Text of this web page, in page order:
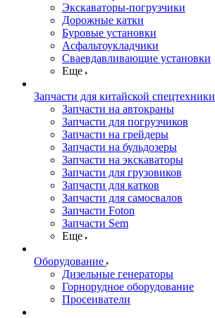
Экскаваторы-погрузчики
Дорожные катки
Буровые установки
Асфальтоукладчики
Сваевдавливающие установки
Еще
Запчасти для китайской спецтехники
Запчасти на автокраны
Запчасти для погрузчиков
Запчасти на грейдеры
Запчасти на бульдозеры
Запчасти на экскаваторы
Запчасти для грузовиков
Запчасти для катков
Запчасти для самосвалов
Запчасти Foton
Запчасти Sem
Еще
Оборудование
Дизельные генераторы
Горнорудное оборудование
Просеиватели